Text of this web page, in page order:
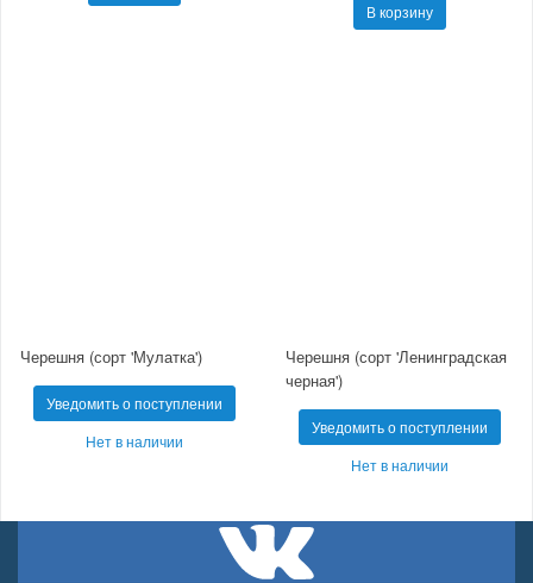
В корзину
Черешня (сорт 'Мулатка')
Уведомить о поступлении
Нет в наличии
Черешня (сорт 'Ленинградская
черная')
Уведомить о поступлении
Нет в наличии